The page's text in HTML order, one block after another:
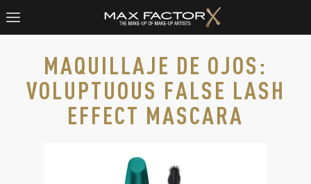
MAQUILLAJE DE OJOS:
VOLUPTUOUS FALSE LASH
EFFECT MASCARA